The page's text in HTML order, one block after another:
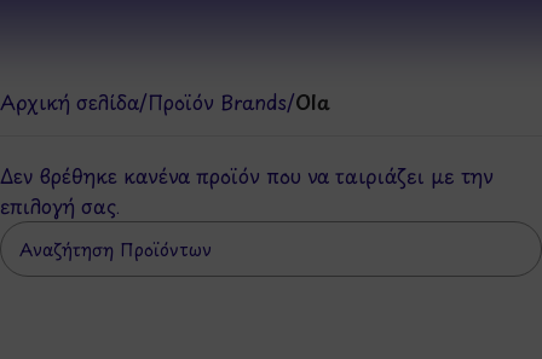
Αρχική σελίδα/Προϊόν Brands/Ola
Δεν βρέθηκε κανένα προϊόν που να ταιριάζει με την
επιλογή σας.